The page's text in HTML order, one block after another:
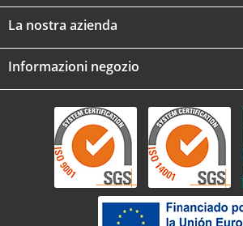
La nostra azienda
Informazioni negozio